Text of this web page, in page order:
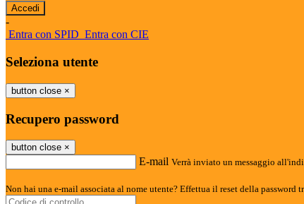
-
Entra con SPID Entra con CIE
Seleziona utente
button close ×
Recupero password
button close ×
E-mail Verrà inviato un messaggio
Non hai una e-mail associata al nome utente? Effettua il reset della password